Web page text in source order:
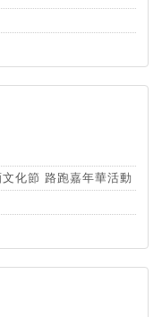
化節 路跑嘉年華活動